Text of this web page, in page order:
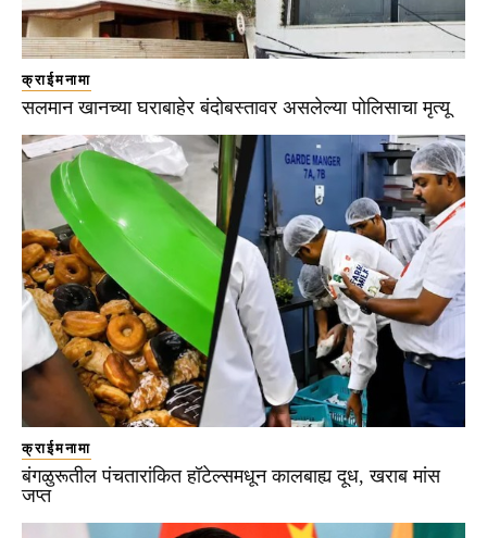
क्राईमनामा
सलमान खानच्या घराबाहेर बंदोबस्तावर असलेल्या पोलिसाचा मृत्यू
क्राईमनामा
बंगळुरूतील पंचतारांकित हॉटेल्समधून कालबाह्य दूध, खराब मांस
जप्त